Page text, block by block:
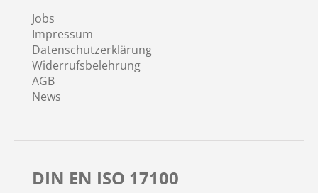
Jobs
Impressum
Datenschutzerklärung
Widerrufsbelehrung
AGB
News
DIN EN ISO 17100